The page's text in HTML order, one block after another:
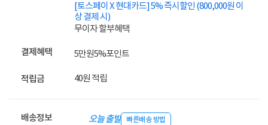
[토스페이 X 현대카드] 5% 즉시할인 (800,000원 이
상 결제 시)
무이자 할부혜택
결제혜택 5만원5%포인트
적립금 40원 적립
배송정보 오늘 출발 빠른배송 방법